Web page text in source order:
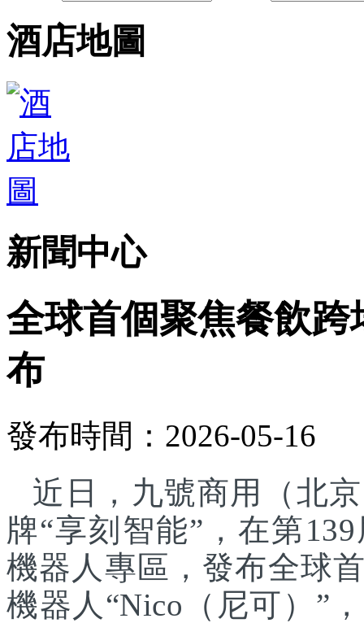
酒店地圖
新聞中心
全球首個聚焦餐飲
布
發布時間：2026-05-16
近日，九號商用（北
牌“享刻智能”，在第
機器人專區，發布全球
機器人“Nico（尼可）”